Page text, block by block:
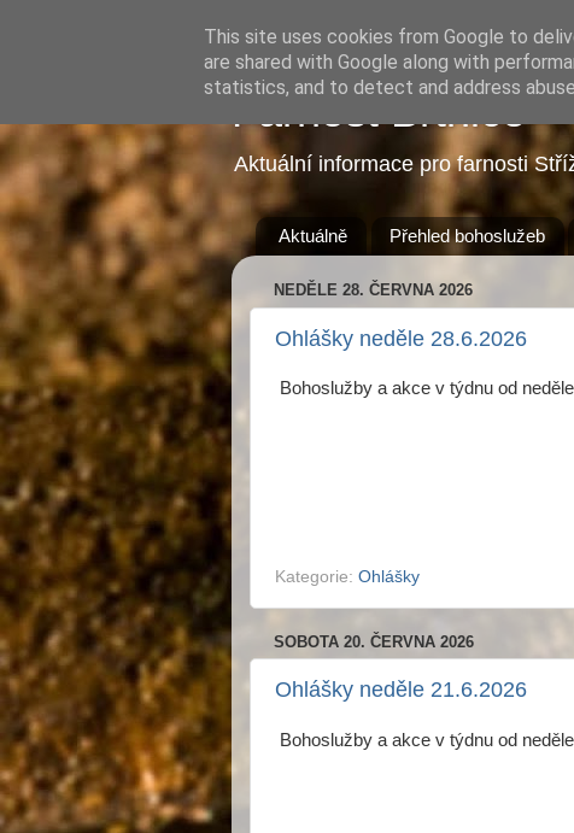
Farnost Brtnice
Aktuální informace pro farnosti
Aktuálně Přehled bohoslužeb
NEDĚLE 28. ČERVNA 2026
Ohlášky neděle 28.6.2026
Bohoslužby a akce v týdnu od
Kategorie: Ohlášky
SOBOTA 20. ČERVNA 2026
Ohlášky neděle 21.6.2026
Bohoslužby a akce v týdnu od
This site uses cookies from Google to
are shared with Google along with
statistics, and to detect and address